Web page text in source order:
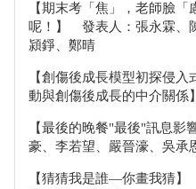
【期末考「焦」，老師臉
呢！】 發表人：張永霖、
潁錚、鄭晴
【創傷後成長模型初探侵
動與創傷後成長的中介關
【最後的晚餐"最後"訊息
豪、李若望、嚴晉濠、吳承
【猜猜我是誰—你畫我猜